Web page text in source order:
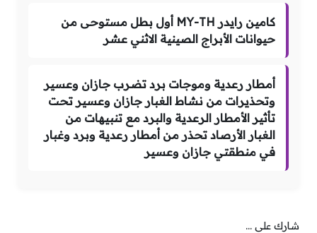
كامين رايدر MY-TH أول بطل مستوحى من
حيوانات الأبراج الصينية الاثني عشر
أمطار رعدية وموجات برد تضرب جازان وعسير
وتحذيرات من نشاط الغبار جازان وعسير تحت
تأثير الأمطار الرعدية والبرد مع تنبيهات من
الغبار الأرصاد تحذر من أمطار رعدية وبرد وغبار
في منطقتي جازان وعسير
شارك على ...